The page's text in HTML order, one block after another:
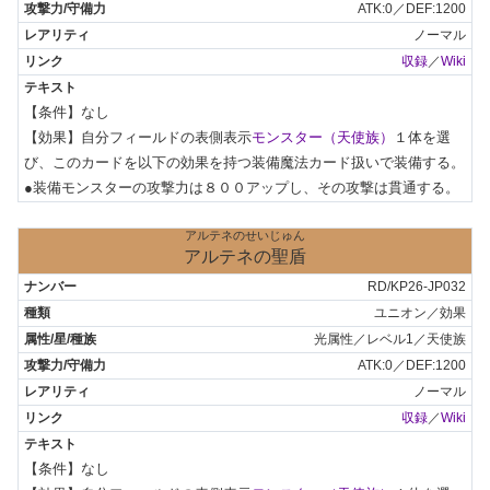
ATK:0／DEF:1200
ノーマル
収録／Wiki
【条件】なし
【効果】自分フィールドの表側表示モンスター（天使族）
１体を選
び、このカードを以下の効果を持つ装備魔法カード扱いで装備する。
●装備モンスターの攻撃力は８００アップし、その攻撃は貫通する。
アルテネのせいじゅん
アルテネの聖盾
RD/KP26-JP032
ユニオン／効果
光属性／レベル1／天使族
ATK:0／DEF:1200
ノーマル
収録 ／Wiki
【条件】なし